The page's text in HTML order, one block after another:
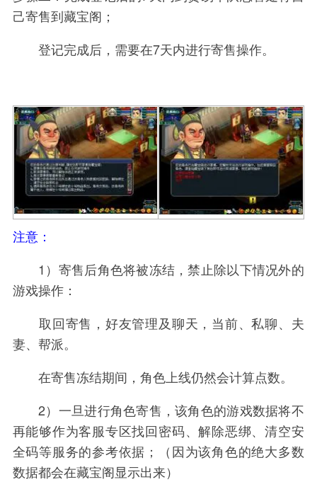
己寄售到藏宝阁；
登记完成后，需要在7天内进行寄售操作。
注意：
1）寄售后角色将被冻结，禁止除以下情况外的
游戏操作：
取回寄售，好友管理及聊天，当前、私聊、夫
妻、帮派。
在寄售冻结期间，角色上线仍然会计算点数。
2）一旦进行角色寄售，该角色的游戏数据将不
再能够作为客服专区找回密码、解除恶绑、清空安
全码等服务的参考依据；（因为该角色的绝大多数
数据都会在藏宝阁显示出来）